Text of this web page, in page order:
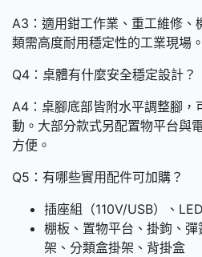
A3：適用鉗工作業、重工維修、
類需高度耐用穩定性的工業現場。
Q4：桌體有什麼安全穩定設計？
A4：桌腳底部皆附水平調整腳，
動。大部分款式另配置物平台與
方便。
Q5：有哪些實用配件可加購？
插座組（110V/USB）、
棚板、置物平台、掛鉤、
架、分類盒掛架、背掛盒